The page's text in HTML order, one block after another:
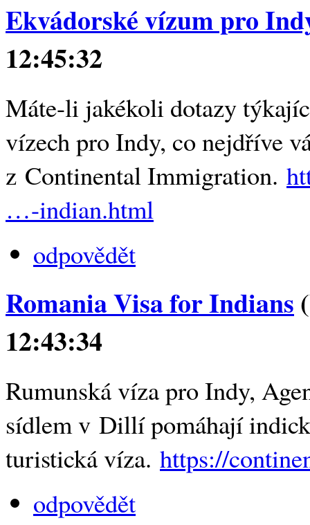
Ekvádorské vízum pro
12:45:32
Máte-li jakékoli dotazy
vízech pro Indy, co nejdříve
z Continental Immigration.
…-indian.html
odpovědět
Romania Visa for Indians
12:43:34
Rumunská víza pro Indy,
sídlem v Dillí pomáhají
turistická víza. https://
odpovědět